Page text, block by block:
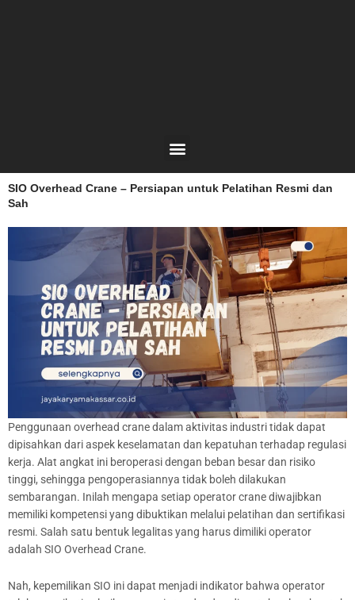
Menu
SIO Overhead Crane – Persiapan untuk Pelatihan Resmi dan
Sah
Penggunaan overhead crane dalam aktivitas industri tidak dapat
dipisahkan dari aspek keselamatan dan kepatuhan terhadap regulasi
kerja. Alat angkat ini beroperasi dengan beban besar dan risiko
tinggi, sehingga pengoperasiannya tidak boleh dilakukan
sembarangan. Inilah mengapa setiap operator crane diwajibkan
memiliki kompetensi yang dibuktikan melalui pelatihan dan sertifikasi
resmi. Salah satu bentuk legalitas yang harus dimiliki operator
adalah SIO Overhead Crane.
Nah, kepemilikan SIO ini dapat menjadi indikator bahwa operator